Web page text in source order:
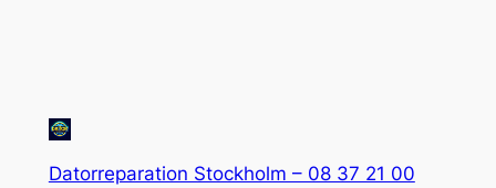
Datorreparation Stockholm – 08 37 21 00